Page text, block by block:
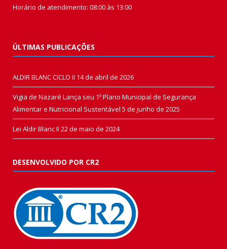
Horário de atendimento: 08:00 às 13:00
ÚLTIMAS PUBLICAÇÕES
ALDIR BLANC CICLO II 14 de abril de 2026
Vigia de Nazaré Lança seu 1º Plano Municipal de Segurança
Alimentar e Nutricional Sustentável 5 de junho de 2025
Lei Aldir Blanc II 22 de maio de 2024
DESENVOLVIDO POR CR2